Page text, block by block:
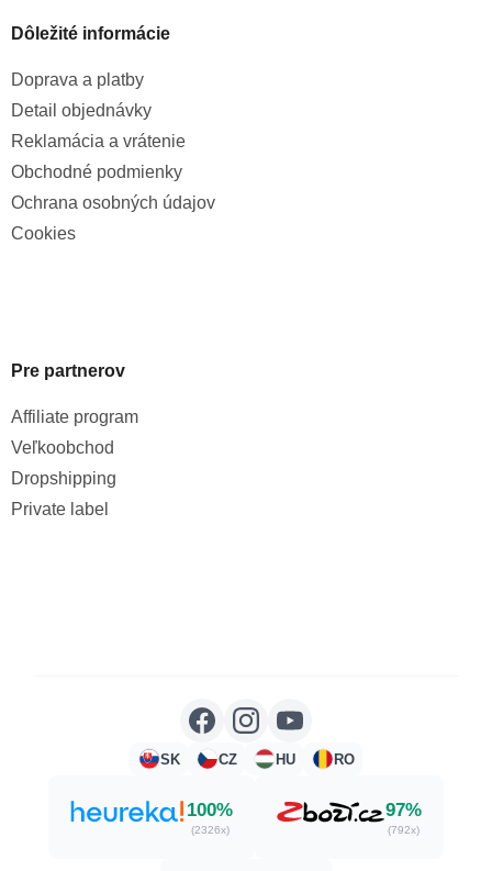
Dôležité informácie
Doprava a platby
Detail objednávky
Reklamácia a vrátenie
Obchodné podmienky
Ochrana osobných údajov
Cookies
Pre partnerov
Affiliate program
Veľkoobchod
Dropshipping
Private label
SK CZ HU RO
100%
(2326x)
97%
(792x)